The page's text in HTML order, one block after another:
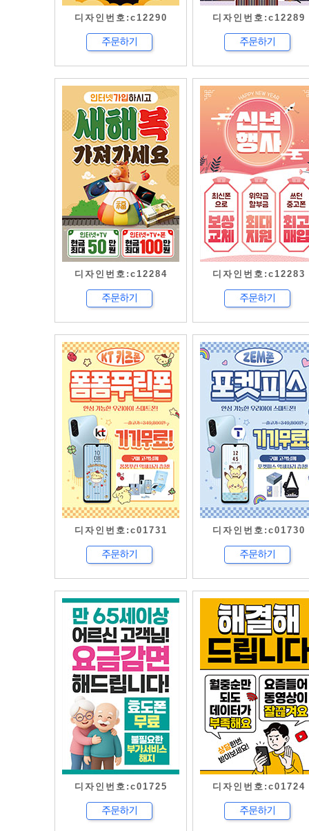
디자인번호:c12290 디자인번호:c12289
디자인번호:c12284 디자인번호:c12283
디자인번호:c01731 디자인번호:c01730
디자인번호:c01725 디자인번호:c01724